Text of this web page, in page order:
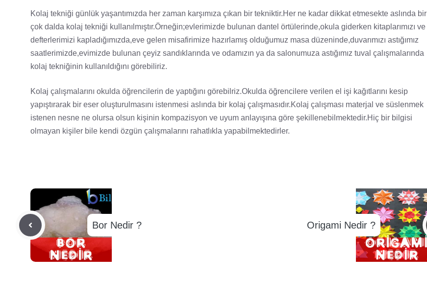
Kolaj tekniği günlük yaşantımızda her zaman karşımıza çıkan bir tekniktir.Her ne kadar dikkat etmesekte aslında bir
çok dalda kolaj tekniği kullanılmıştır.Örneğin;evlerimizde bulunan dantel örtülerinde,okula giderken kitaplarımızı ve
defterlerimizi kapladığımızda,eve gelen misafirimize hazırlamış olduğumuz masa düzeninde,duvarımızı astığımız
saatlerimizde,evimizde bulunan çeyiz sandıklarında ve odamızın ya da salonumuza astığımız tuval çalışmalarında
kolaj tekniğinin kullanıldığını görebiliriz.
Kolaj çalışmalarını okulda öğrencilerin de yaptığını görebilriz.Okulda öğrencilere verilen el işi kağıtlarını kesip
yapıştırarak bir eser oluşturulmasını istenmesi aslında bir kolaj çalışmasıdır.Kolaj çalışması materjal ve süslenmek
istenen nesne ne olursa olsun kişinin kompazisyon ve uyum anlayışına göre şekillenebilmektedir.Hiç bir bilgisi
olmayan kişiler bile kendi özgün çalışmalarını rahatlıkla yapabilmektedirler.
Bor Nedir ? Origami Nedir ?